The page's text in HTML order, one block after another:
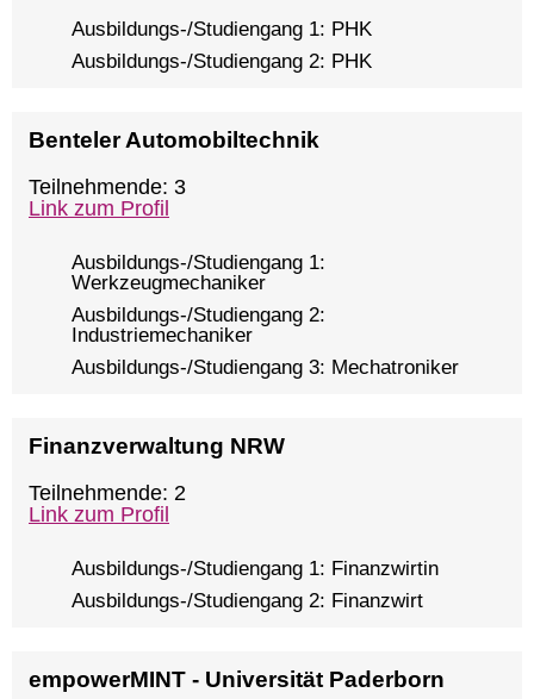
Ausbildungs-/Studiengang 1: PHK
Ausbildungs-/Studiengang 2: PHK
Benteler Automobiltechnik
Teilnehmende: 3
Link zum Profil
Ausbildungs-/Studiengang 1:
Werkzeugmechaniker
Ausbildungs-/Studiengang 2:
Industriemechaniker
Ausbildungs-/Studiengang 3: Mechatroniker
Finanzverwaltung NRW
Teilnehmende: 2
Link zum Profil
Ausbildungs-/Studiengang 1: Finanzwirtin
Ausbildungs-/Studiengang 2: Finanzwirt
empowerMINT - Universität Paderborn